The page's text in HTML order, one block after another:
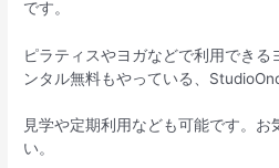
です。
ピラティスやヨガなどで利用できる
ンタル無料もやっている、
見学や定期利用なども可能です。お
い。